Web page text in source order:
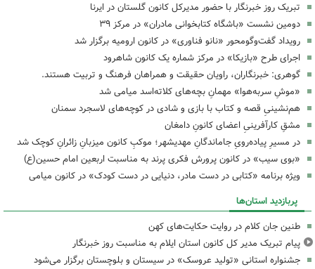
تبریک روز خبرنگار با حضور مدیرکل کانون گلستان در ایرنا
دومین نشست «باشگاه کتابخوانی مادران» در مرکز ۳۹
رویداد گفت‌وگومحور «نانو فناوری» در کانون ارومیه برگزار شد
اجرای طرح «بازیکا» در مرکز شماره یک کانون شاهرود
گوهری: خبرنگاران، راویان حقیقت و همراهان فرهنگ و تربیت هستند.
«موشِ سربه‌هوا» مهمانِ بچه‌های کلاته‌اسد میامی شد
هم‌نشینیِ قصه و کتاب با بازی و شادی در کوچه‌های لاسجرد سمنان
مشقِ کارآفرینیِ اعضای کانونِ دامغان
در مسیرِ پیاده‌رویِ جاماندگانِ مهدیشهر؛ موکبِ کانون میزبانِ زائرانِ کوچک شد
«بوی سیب» در کانون پرورش فکری پرند به مناسبت اربعین امام حسین(ع)
ویژه برنامه «کتابی در دست مادر، دنیایی در دست کودک» در کانون میامی
پربازدید استان‌ها
طنین جان کلام در روایت حکایت‌های کهن
پیام تبریک مدیر کل کانون استان ایلام به مناسبت روز خبرنگار
جشنواره استانی «تولید عروسک» در سیستان و بلوچستان برگزار می‌شود